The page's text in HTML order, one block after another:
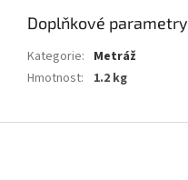
Doplňkové parametry
Kategorie: Metráž
Hmotnost: 1.2 kg